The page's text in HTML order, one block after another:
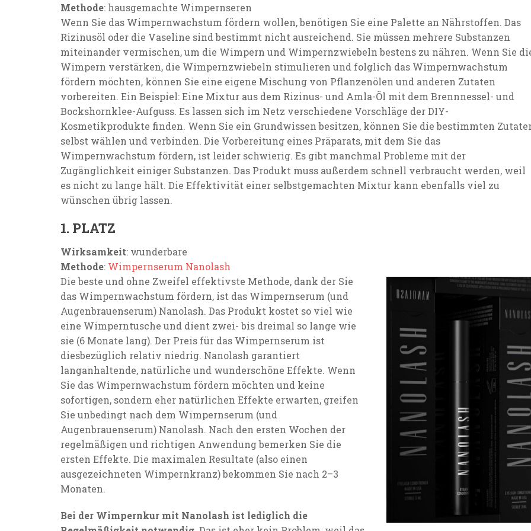
Methode: hausgemachte Wimpernseren
Wenn Sie das Wimpernwachstum fördern wollen, benötigen Sie eine Palette an Nährstoffen. Das
Rizinusöl oder die Vaseline sind bestimmt nicht ausreichend. Sie müssen mehrere Substanzen
miteinander vermischen, um die Wimpern und Wimpernzwiebeln bestens zu nähren. Wenn Sie
Wimpern verstärken, die Wimpernzwiebeln stimulieren und folglich das Wimpernwachstum
fördern möchten, können Sie eine eigene Mischung von Pflanzenölen und anderen Zutaten
vorbereiten. Ein Beispiel: Eine Mixtur aus dem Rizinus- und Amla-Öl mit dem Brennnessel- und
Bockshornklee-Aufguss. Es lassen sich im Netz verschiedene Vorschläge der DIY-
Kosmetikprodukte finden. Wenn Sie ein Grundwissen besitzen, können Sie die bestimmten
selbst wählen und verbinden. Die Vorbereitung eines Präparats, mit dem Sie das
Wimpernwachstum fördern, ist leider schwierig. Es gibt manchmal Probleme mit der
Zugänglichkeit einiger Substanzen. Das Produkt muss außerdem schnell verbraucht werden, weil
es nicht zu lange hält. Die Effektivität einer selbstgemachten Mixtur kann ebenfalls viel zu
wünschen übrig lassen.
1. PLATZ
Wirksamkeit: wunderbare
Methode: Wimpernserum Nanolash
Die beste und ohne Zweifel effektivste Methode, dank der Sie
das Wimpernwachstum fördern, ist das Wimpernserum (und
Augenbrauenserum) Nanolash. Das Produkt kostet so viel wie
eine Wimperntusche und dient zwei- bis dreimal so lange wie
sie (6 Monate lang). Der Preis für das Wimpernserum ist
diesbezüglich relativ niedrig. Nanolash garantiert
langanhaltende, natürliche und wunderschöne Effekte. Wenn
Sie das Wimpernwachstum fördern möchten und keine
sofortigen, sondern eher natürlichen Effekte erwarten, greifen
Sie unbedingt nach dem Wimpernserum (und
Augenbrauenserum) Nanolash. Nach den ersten Wochen der
regelmäßigen und richtigen Anwendung bemerken Sie die
ersten Effekte. Die maximalen Resultate (also einen
ausgezeichneten Wimpernkranz) bekommen Sie nach 2–3
Monaten.
Bei der Wimpernkur mit Nanolash ist lediglich die